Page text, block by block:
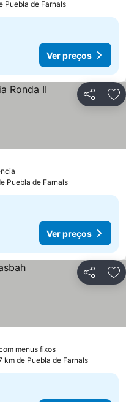
Puebla de Farnals
Ver preços
Partilhar
Puebla de Farnals
Ver preços
Partilhar
menus fixos
km de Puebla de Farnals